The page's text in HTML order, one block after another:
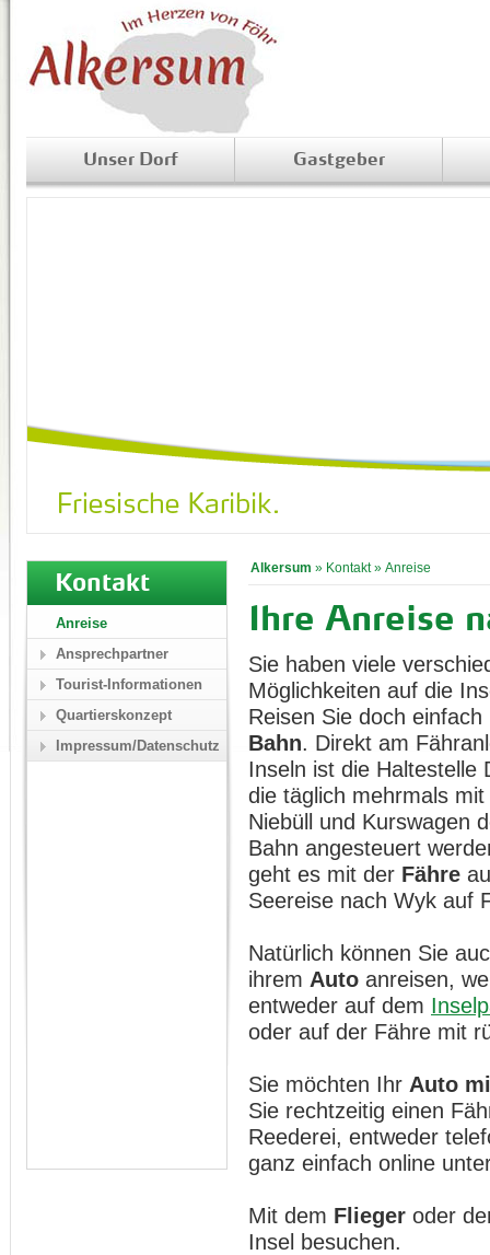
Unser Dorf Gastgeber
Alkersum » Kontakt» Anreise
Ihre Anreise
Sie haben viele
Möglichkeiten auf die
Reisen Sie doch
Bahn. Direkt am
Inseln ist die Haltestelle
die täglich mehrmals
Niebüll und Kurswagen
Bahn angesteuert
geht es mit der Fähre
Seereise nach Wyk auf
Natürlich können Sie
ihrem Auto anreisen,
entweder auf dem
oder auf der Fähre mit
Sie möchten Ihr Auto
Sie rechtzeitig einen
Reederei, entweder
ganz einfach online
Mit dem Flieger oder
Insel besuchen.
Kontakt
Anreise
Ansprechpartner
Tourist-Informationen
Quartierskonzept
Impressum/Datenschutz